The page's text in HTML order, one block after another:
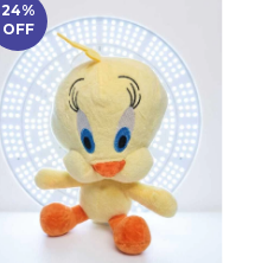
24%
OFF